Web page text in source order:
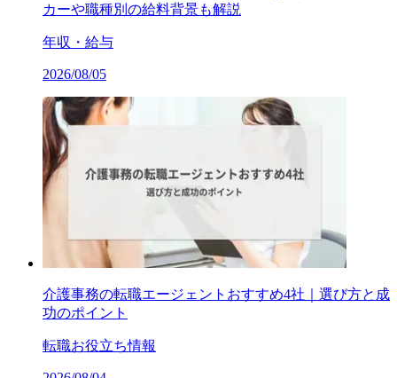
カーや職種別の給料背景も解説
年収・給与
2026/08/05
介護事務の転職エージェントおすすめ4社｜選び方と成
功のポイント
転職お役立ち情報